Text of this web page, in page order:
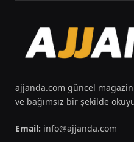
ajjanda.com güncel
ve bağımsız bir şekilde
Email: info@ajjanda.com